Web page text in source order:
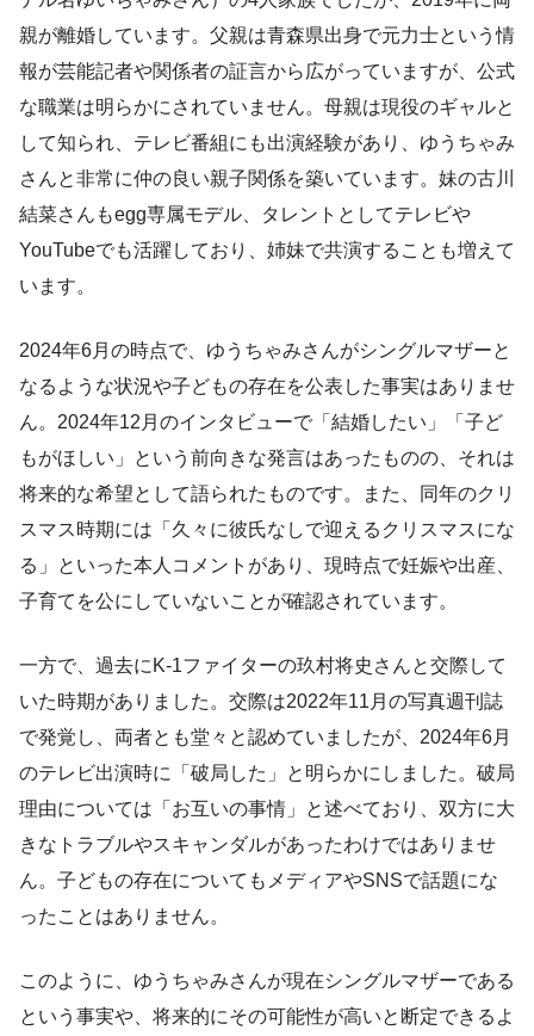
親が離婚しています。父親は青森県出身で元力士という情
報が芸能記者や関係者の証言から広がっていますが、公式
な職業は明らかにされていません。母親は現役のギャルと
して知られ、テレビ番組にも出演経験があり、ゆうちゃみ
さんと非常に仲の良い親子関係を築いています。妹の古川
結菜さんもegg専属モデル、タレントとしてテレビや
YouTubeでも活躍しており、姉妹で共演することも増えて
います。
2024年6月の時点で、ゆうちゃみさんがシングルマザーと
なるような状況や子どもの存在を公表した事実はありませ
ん。2024年12月のインタビューで「結婚したい」「子ど
もがほしい」という前向きな発言はあったものの、それは
将来的な希望として語られたものです。また、同年のクリ
スマス時期には「久々に彼氏なしで迎えるクリスマスにな
る」といった本人コメントがあり、現時点で妊娠や出産、
子育てを公にしていないことが確認されています。
一方で、過去にK-1ファイターの玖村将史さんと交際して
いた時期がありました。交際は2022年11月の写真週刊誌
で発覚し、両者とも堂々と認めていましたが、2024年6月
のテレビ出演時に「破局した」と明らかにしました。破局
理由については「お互いの事情」と述べており、双方に大
きなトラブルやスキャンダルがあったわけではありませ
ん。子どもの存在についてもメディアやSNSで話題にな
ったことはありません。
このように、ゆうちゃみさんが現在シングルマザーである
という事実や、将来的にその可能性が高いと断定できるよ